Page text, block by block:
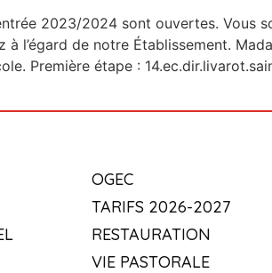
2023/2024 sont ouvertes. Vous
l’égard de notre Établissement.
Première étape :
OGEC
TARIFS 2026-2027
RESTAURATION
VIE PASTORALE